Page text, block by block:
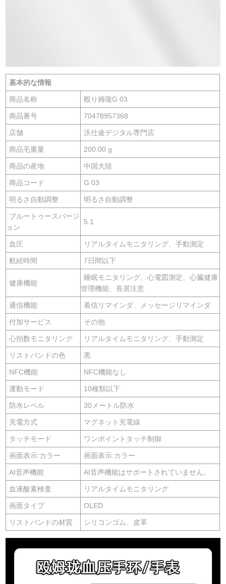
基本的な情報
商品名称 殴り姆瓏G 03
商品番号 70478957368
店舗 沃仕途デジタル専門店
商品毛重量 200.00 g
商品の産地 中国大陸
商品コード G 03
明るさ自動調整 明るさ自動調整
ブルートゥースバージ
ョン
5.1
血圧 リアルタイムモニタリング、手動測定
航続時間 7日間以下
健康機能
睡眠モニタリング、心電図測定、心臓健康
管理機能、長居注意
通信機能 着信リマインダ、メッセージリマインダ
付加サービス その他
心拍数モニタリング リアルタイムモニタリング、手動測定
リストバンドの色 黒
NFC機能 NFC機能なし
運動モード 10種類以下
防水レベル 30メートル防水
充電方式 マグネット充電線
タッチモード ワンポイントタッチ制御
画面表示:カラー 画面表示:カラー
AI音声機能 AI音声機能はサポートされていません。
血液酸素検査 リアルタイムモニタリング
画面タイプ OLED
リストバンドの材質 シリコンゴム、皮革